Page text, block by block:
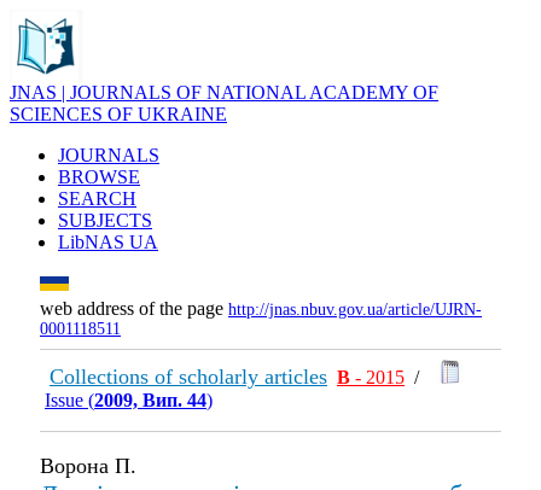
JNAS | JOURNALS OF NATIONAL ACADEMY OF
SCIENCES OF UKRAINE
JOURNALS
BROWSE
SEARCH
SUBJECTS
LibNAS UA
web address of the page http://jnas.nbuv.gov.ua/article/UJRN-
0001118511
Collections of scholarly articles В - 2015 /
Issue (2009, Вип. 44)
Ворона П.